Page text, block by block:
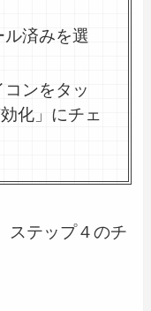
ル済みを選
ンをタッ
化」にチェ
ステップ４のチ